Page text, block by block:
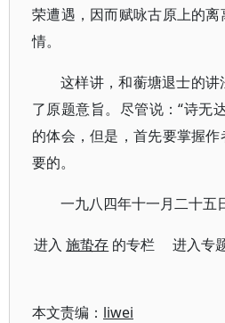
荣遭遇，因而赋咏古原上的
情。
这样讲，和蘅塘退士的
了原题意旨。尽管说：“诗无
的体会，但是，首先要掌握
要的。
一九八四年十一月二十五
进入施蛰存 的专栏 进入专
本文责编： liwei